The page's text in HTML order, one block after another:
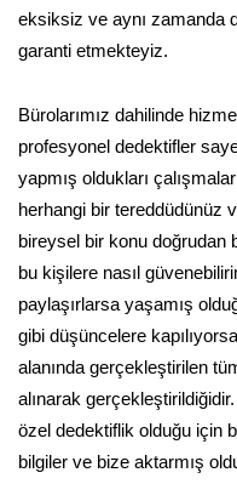
eksiksiz ve aynı zamanda
garanti etmekteyiz.
Bürolarımız dahilinde
profesyonel dedektifler
yapmış oldukları
herhangi bir tereddüdünüz
bireysel bir konu doğrudan
bu kişilere nasıl
paylaşırlarsa yaşamış
gibi düşüncelere
alanında gerçekleştirilen
alınarak
özel dedektiflik olduğu için
bilgiler ve bize aktarmış